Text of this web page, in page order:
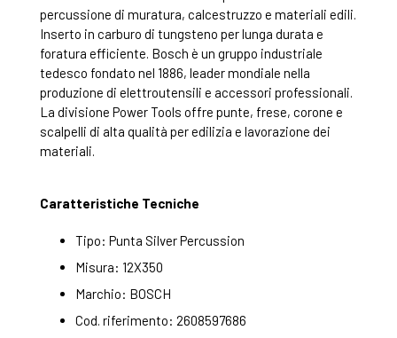
percussione di muratura, calcestruzzo e materiali edili.
Inserto in carburo di tungsteno per lunga durata e
foratura efficiente. Bosch è un gruppo industriale
tedesco fondato nel 1886, leader mondiale nella
produzione di elettroutensili e accessori professionali.
La divisione Power Tools offre punte, frese, corone e
scalpelli di alta qualità per edilizia e lavorazione dei
materiali.
Caratteristiche Tecniche
Tipo: Punta Silver Percussion
Misura: 12X350
Marchio: BOSCH
Cod. riferimento: 2608597686